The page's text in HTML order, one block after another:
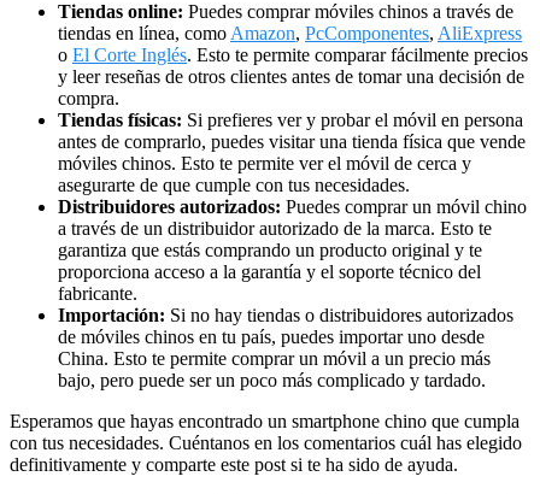
Tiendas online: Puedes comprar móviles chinos a través de
tiendas en línea, como Amazon, PcComponentes, AliExpress
o El Corte Inglés. Esto te permite comparar fácilmente precios
y leer reseñas de otros clientes antes de tomar una decisión de
compra.
Tiendas físicas: Si prefieres ver y probar el móvil en persona
antes de comprarlo, puedes visitar una tienda física que vende
móviles chinos. Esto te permite ver el móvil de cerca y
asegurarte de que cumple con tus necesidades.
Distribuidores autorizados: Puedes comprar un móvil chino
a través de un distribuidor autorizado de la marca. Esto te
garantiza que estás comprando un producto original y te
proporciona acceso a la garantía y el soporte técnico del
fabricante.
Importación: Si no hay tiendas o distribuidores autorizados
de móviles chinos en tu país, puedes importar uno desde
China. Esto te permite comprar un móvil a un precio más
bajo, pero puede ser un poco más complicado y tardado.
Esperamos que hayas encontrado un smartphone chino que cumpla
con tus necesidades. Cuéntanos en los comentarios cuál has elegido
definitivamente y comparte este post si te ha sido de ayuda.